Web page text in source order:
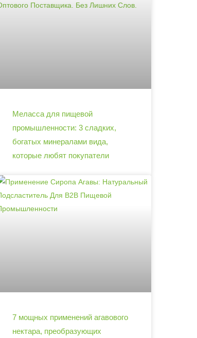
Меласса для пищевой
промышленности: 3 сладких,
богатых минералами вида,
которые любят покупатели
7 мощных применений агавового
нектара, преобразующих